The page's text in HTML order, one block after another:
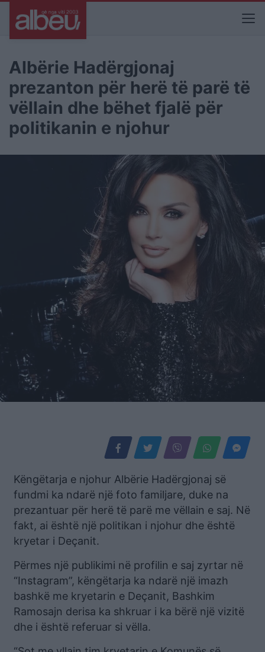
Albërie Hadërgjonaj
prezanton për herë të parë të
vëllain dhe bëhet fjalë për
politikanin e njohur
Këngëtarja e njohur Albërie Hadërgjonaj së
fundmi ka ndarë një foto familjare, duke na
prezantuar për herë të parë me vëllain e saj. Në
fakt, ai është një politikan i njohur dhe është
kryetar i Deçanit.
Përmes një publikimi në profilin e saj zyrtar në
“Instagram”, këngëtarja ka ndarë një imazh
bashkë me kryetarin e Deçanit, Bashkim
Ramosajn derisa ka shkruar i ka bërë një vizitë
dhe i është referuar si vëlla.